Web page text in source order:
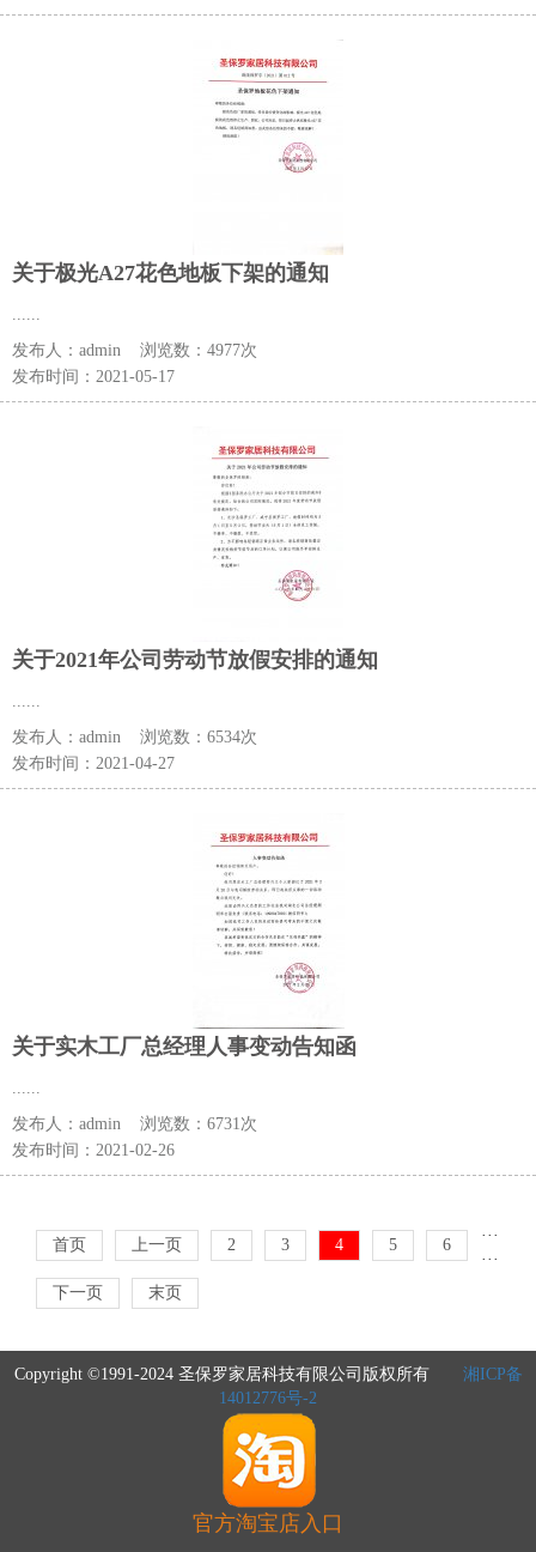
关于极光A27花色地板下架的通知
发布人： admin 浏览数： 4977次
发布时间： 2021-05-17
关于2021年公司劳动节放假安排的通知
发布人： admin 浏览数： 6534次
发布时间： 2021-04-27
关于实木工厂总经理人事变动告知函
发布人： admin 浏览数： 6731次
发布时间： 2021-02-26
首页 上一页
···
2 3 4 5
6
···
下一页
末页
Copyright ©1991-2024 圣保罗家居科技有限公司版权所有
湘ICP备
14012776号-2
官方淘宝店入口